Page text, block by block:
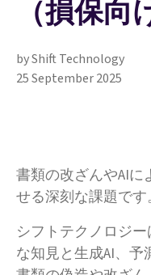
（損保向
by Shift Technology
25 September 2025
書類の改ざんやAIに
せる深刻な課題です。
シフトテクノロジ
な知見と生成AI、予